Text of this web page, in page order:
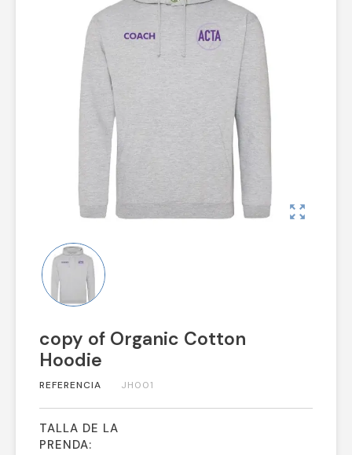
zoom_out_map
copy of Organic Cotton
Hoodie
REFERENCIA JH001
TALLA DE LA
PRENDA: